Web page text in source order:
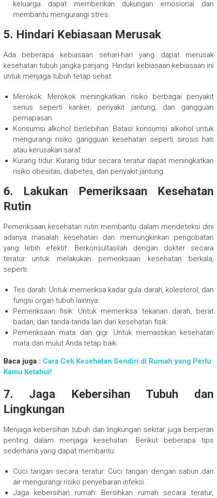
keluarga dapat memberikan dukungan emosional dan
membantu mengurangi stres.
5. Hindari Kebiasaan Merusak
Ada beberapa kebiasaan sehari-hari yang dapat merusak
kesehatan tubuh jangka panjang. Hindari kebiasaan-kebiasaan ini
untuk menjaga tubuh tetap sehat:
Merokok: Merokok meningkatkan risiko berbagai penyakit
serius seperti kanker, penyakit jantung, dan gangguan
pernapasan.
Konsumsi alkohol berlebihan: Batasi konsumsi alkohol untuk
mengurangi risiko gangguan kesehatan seperti sirosis hati
atau kerusakan saraf.
Kurang tidur: Kurang tidur secara teratur dapat meningkatkan
risiko obesitas, diabetes, dan penyakit jantung.
6. Lakukan Pemeriksaan Kesehatan
Rutin
Pemeriksaan kesehatan rutin membantu dalam mendeteksi dini
adanya masalah kesehatan dan memungkinkan pengobatan
yang lebih efektif. Berkonsultasilah dengan dokter secara
teratur untuk melakukan pemeriksaan kesehatan berkala,
seperti:
Tes darah: Untuk memeriksa kadar gula darah, kolesterol, dan
fungsi organ tubuh lainnya.
Pemeriksaan fisik: Untuk memeriksa tekanan darah, berat
badan, dan tanda-tanda lain dari kesehatan fisik.
Pemeriksaan mata dan gigi: Untuk memastikan kesehatan
mata dan mulut Anda tetap baik.
Baca juga : Cara Cek Kesehatan Sendiri di Rumah yang Perlu
Kamu Ketahui!
7. Jaga Kebersihan Tubuh dan
Lingkungan
Menjaga kebersihan tubuh dan lingkungan sekitar juga berperan
penting dalam menjaga kesehatan. Berikut beberapa tips
sederhana yang dapat membantu:
Cuci tangan secara teratur: Cuci tangan dengan sabun dan
air mengurangi risiko penyebaran infeksi.
Jaga kebersihan rumah: Bersihkan rumah secara teratur,